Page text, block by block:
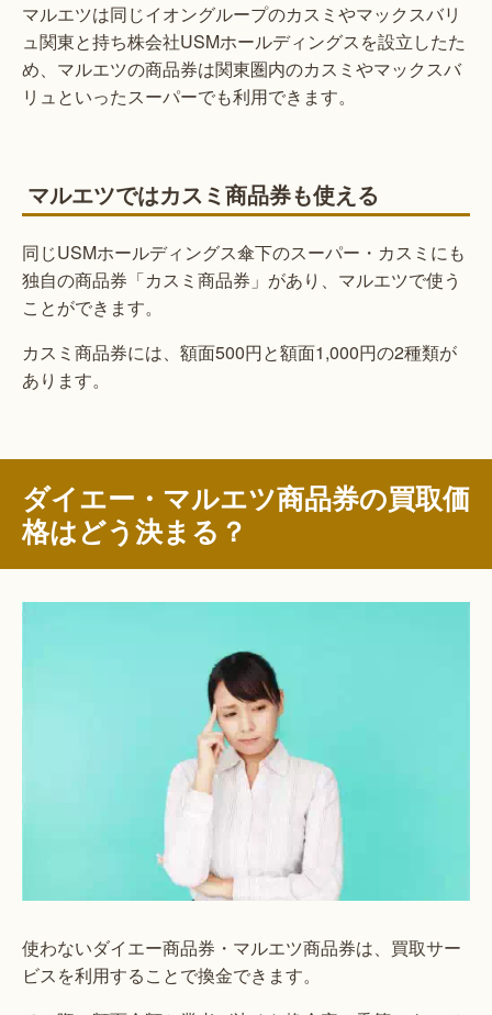
マルエツは同じイオングループのカスミやマックスバリ
ュ関東と持ち株会社USMホールディングスを設立したた
め、マルエツの商品券は関東圏内のカスミやマックスバ
リュといったスーパーでも利用できます。
マルエツではカスミ商品券も使える
同じUSMホールディングス傘下のスーパー・カスミにも
独自の商品券「カスミ商品券」があり、マルエツで使う
ことができます。
カスミ商品券には、額面500円と額面1,000円の2種類が
あります。
ダイエー・マルエツ商品券の買取価
格はどう決まる？
使わないダイエー商品券・マルエツ商品券は、買取サー
ビスを利用することで換金できます。